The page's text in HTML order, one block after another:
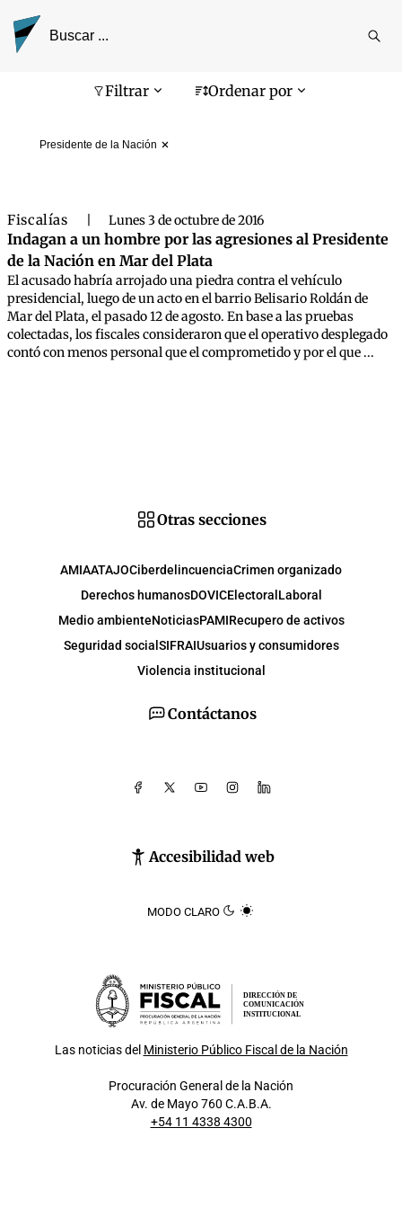
Filtrar Ordenar por
Presidente de la Nación
Pantalla de búsqueda
Fiscalías Lunes 3 de octubre de 2016
Indagan a un hombre por las agresiones al Presidente
de la Nación en Mar del Plata
El acusado habría arrojado una piedra contra el vehículo
presidencial, luego de un acto en el barrio Belisario Roldán de
Mar del Plata, el pasado 12 de agosto. En base a las pruebas
colectadas, los fiscales consideraron que el operativo desplegado
contó con menos personal que el comprometido y por el que ...
Contáctanos
Accesibilidad web
MODO CLARO
Otras secciones
AMIAATAJOCiberdelincuenciaCrimen organizado
Derechos humanosDOVICElectoral Laboral
Medio ambienteNoticiasPAMIRecupero de activos
Seguridad social SIFRAIUsuarios y consumidores
Violencia institucional
DIRECCIÓN DE
COMUNICACIÓN
INSTITUCIONAL
Las noticias del Ministerio Público Fiscal de la Nación
Procuración General de la Nación
Av. de Mayo 760 C.A.B.A.
+54 11 4338 4300